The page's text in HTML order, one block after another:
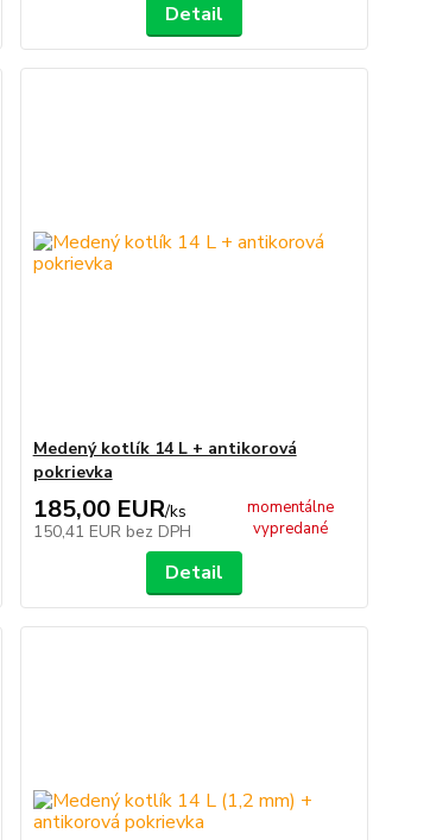
Detail
Medený kotlík 14 L + antikorová
pokrievka
185,00 EUR/ks
150,41 EUR bez DPH
momentálne
vypredané
Detail